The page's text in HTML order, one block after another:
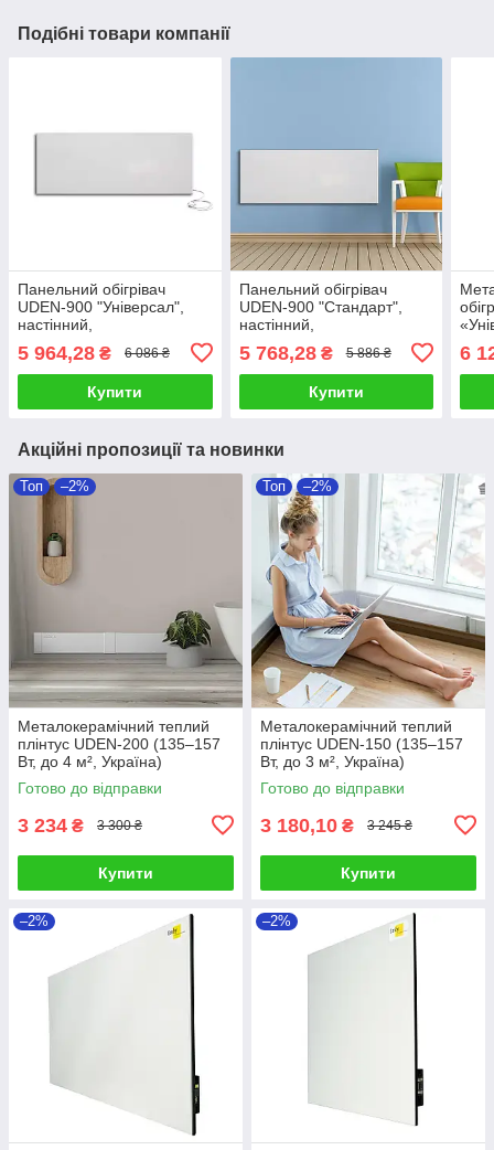
Подібні товари компанії
Панельний обігрівач
UDEN-900 "Універсал",
настінний,
інфрачервоний, до 18 м²,
з кабелем
5 964,28 ₴ 6 086 ₴
Купити
Панельний обігрівач
UDEN-900 "Стандарт",
настінний,
інфрачервоний, до 18 м²,
без кабелю
5 768,28₴ 5 886 ₴
Купити
6
Акційні пропозиції та новинки
Топ –2%
Металокерамічний теплий
плінтус UDEN-200 (135–157
Вт, до 4 м², Україна)
Готово до відправки
3 234 ₴ 3 300 ₴
Купити
Топ –2%
Металокерамічний теплий
плінтус UDEN-150 (135–157
Вт, до 3 м², Україна)
Готово до відправки
3 180,10 ₴ 3 245 ₴
Купити
–2% –2%